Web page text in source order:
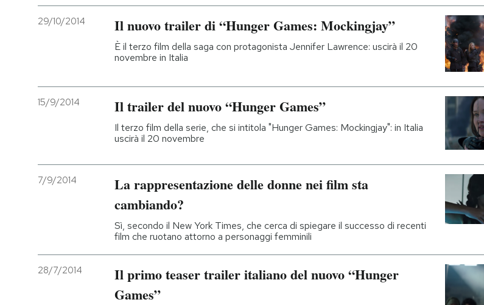
29/10/2014 Il nuovo trailer di “Hunger Games: Mockingjay”
È il terzo film della saga con protagonista Jennifer Lawrence: uscirà il 20
novembre in Italia
15/9/2014 Il trailer del nuovo “Hunger Games”
Il terzo film della serie, che si intitola "Hunger Games: Mockingjay": in Italia
uscirà il 20 novembre
7/9/2014
La rappresentazione delle donne nei film sta
cambiando?
Sì, secondo il New York Times, che cerca di spiegare il successo di recenti
film che ruotano attorno a personaggi femminili
28/7/2014
Il primo teaser trailer italiano del nuovo “Hunger
Games”